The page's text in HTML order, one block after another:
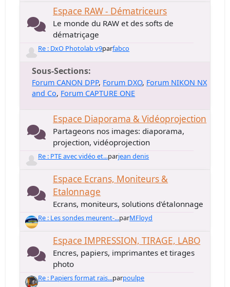
Espace RAW - Dématriceurs
Le monde du RAW et des softs de
dématriçage
Re : DxO Photolab v9parfabco
Sous-Sections
Forum CANON DPP Forum DXO Forum NIKON NX
and Co Forum CAPTURE ONE
Espace Diaporama & Vidéoprojection
Partageons nos images: diaporama,
projection, vidéoprojection
Re : PTE avec vidéo et...parjean denis
Espace Ecrans, Moniteurs &
Etalonnage
Ecrans, moniteurs, solutions d'étalonnage
Re : Les sondes meurent-...parMFloyd
Espace IMPRESSION, TIRAGE, LABO
Encres, papiers, imprimantes et tirages
photo
Re : Papiers format rais...parpoulpe